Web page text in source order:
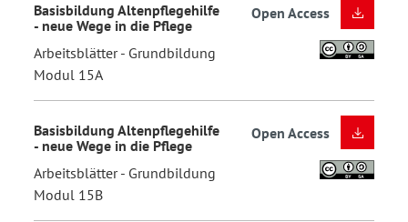
Basisbildung Altenpflegehilfe
- neue Wege in die Pflege
Arbeitsblätter - Grundbildung
Modul 15A
Open Access
Basisbildung Altenpflegehilfe
- neue Wege in die Pflege
Arbeitsblätter - Grundbildung
Modul 15B
Open Access